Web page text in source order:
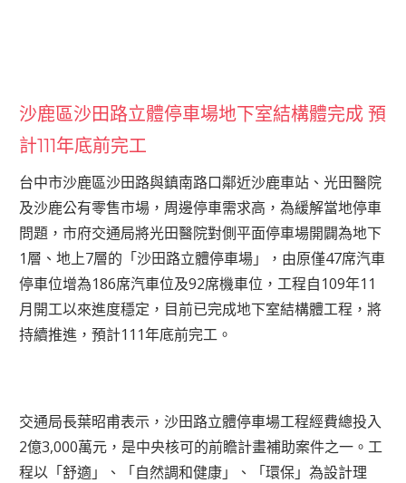
沙鹿區沙田路立體停車場地下室結構體完成 預
計111年底前完工
台中市沙鹿區沙田路與鎮南路口鄰近沙鹿車站、光田醫院
及沙鹿公有零售市場，周邊停車需求高，為緩解當地停車
問題，市府交通局將光田醫院對側平面停車場開闢為地下
1層、地上7層的「沙田路立體停車場」，由原僅47席汽車
停車位增為186席汽車位及92席機車位，工程自109年11
月開工以來進度穩定，目前已完成地下室結構體工程，將
持續推進，預計111年底前完工。
交通局長葉昭甫表示，沙田路立體停車場工程經費總投入
2億3,000萬元，是中央核可的前瞻計畫補助案件之一。工
程以「舒適」、「自然調和健康」、「環保」為設計理